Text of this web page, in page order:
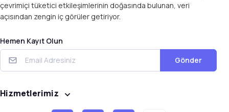
çevrimiçi tüketici etkileşimlerinin doğasında bulunan, veri
açısından zengin iç görüler getiriyor.
Hemen Kayıt Olun
Gönder
Hizmetlerimiz